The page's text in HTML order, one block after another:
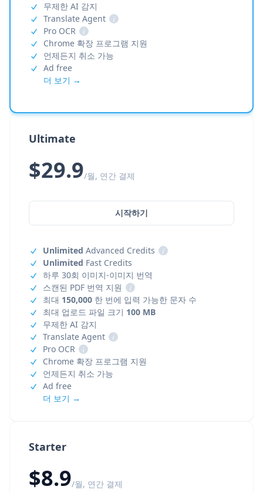
Starter
$8.9/월, 연간 결제
무제한 AI 감지
Translate Agent
i
Pro OCR
i
Chrome 확장 프로그램 지원
언제든지 취소 가능
Ad free
더 보기 →
Ultimate
$29.9/월, 연간 결제
시작하기
Unlimited Advanced Credits
i
Unlimited Fast Credits
하루 30회 이미지-이미지 번역
스캔된 PDF 번역 지원
i
최대 150,000 한 번에 입력 가능한 문자 수
최대 업로드 파일 크기 100 MB
무제한 AI 감지
Translate Agent
i
Pro OCR
i
Chrome 확장 프로그램 지원
언제든지 취소 가능
Ad free
더 보기 →